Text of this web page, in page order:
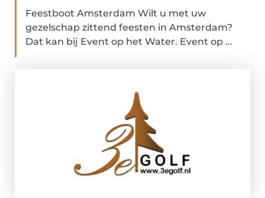
Feestboot Amsterdam Wilt u met uw
gezelschap zittend feesten in Amsterdam?
Dat kan bij Event op het Water. Event op ...